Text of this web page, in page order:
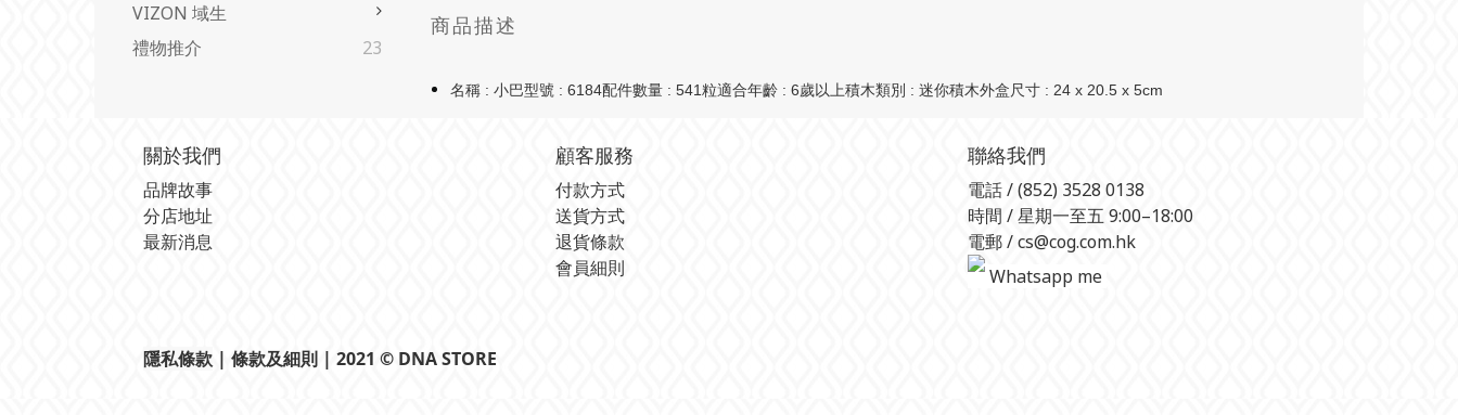
VIZON 域生
禮物推介
23
商品描述
名稱 : 小巴型號 : 6184配件數量 : 541粒適合年齡 : 6歲以上積木類別 : 迷你積木外盒尺寸 : 24 x 20.5 x 5cm
關於我們
品牌故事
分店地址
最新消息
顧客服務
付款方式
送貨方式
退貨條款
會員細則
聯絡我們
電話 / (852) 3528 0138
時間 / 星期一至五 9:00–18:00
電郵 / cs@cog.com.hk
Whatsapp me
隱私條款 | 條款及細則 | 2021 © DNA STORE